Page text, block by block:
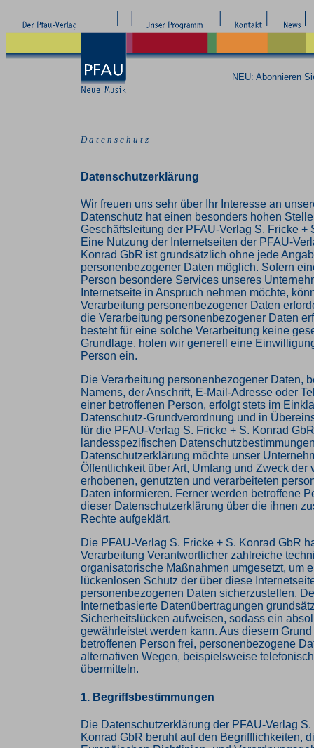
NEU: Abonnieren
D a t e n s c h u t z
Datenschutzerklärung
Wir freuen uns sehr über Ihr Interesse an
Datenschutz hat einen besonders hohen
Geschäftsleitung der PFAU-Verlag S. Fricke +
Eine Nutzung der Internetseiten der PFAU-
Konrad GbR ist grundsätzlich ohne jede
personenbezogener Daten möglich. Sofern
Person besondere Services unseres
Internetseite in Anspruch nehmen möchte,
Verarbeitung personenbezogener Daten
die Verarbeitung personenbezogener Daten
besteht für eine solche Verarbeitung keine
Grundlage, holen wir generell eine
Person ein.
Die Verarbeitung personenbezogener Daten,
Namens, der Anschrift, E-Mail-Adresse oder
einer betroffenen Person, erfolgt stets im
Datenschutz-Grundverordnung und in
für die PFAU-Verlag S. Fricke + S. Konrad
landesspezifischen
Datenschutzerklärung möchte unser
Öffentlichkeit über Art, Umfang und Zweck der
erhobenen, genutzten und verarbeiteten
Daten informieren. Ferner werden betroffene
dieser Datenschutzerklärung über die ihnen
Rechte aufgeklärt.
Die PFAU-Verlag S. Fricke + S. Konrad GbR
Verarbeitung Verantwortlicher zahlreiche
organisatorische Maßnahmen umgesetzt, um
lückenlosen Schutz der über diese
personenbezogenen Daten sicherzustellen.
Internetbasierte Datenübertragungen
Sicherheitslücken aufweisen, sodass ein
gewährleistet werden kann. Aus diesem
betroffenen Person frei, personenbezogene
alternativen Wegen, beispielsweise
übermitteln.
1. Begriffsbestimmungen
Die Datenschutzerklärung der PFAU-Verlag S.
Konrad GbR beruht auf den Begrifflichkeiten,